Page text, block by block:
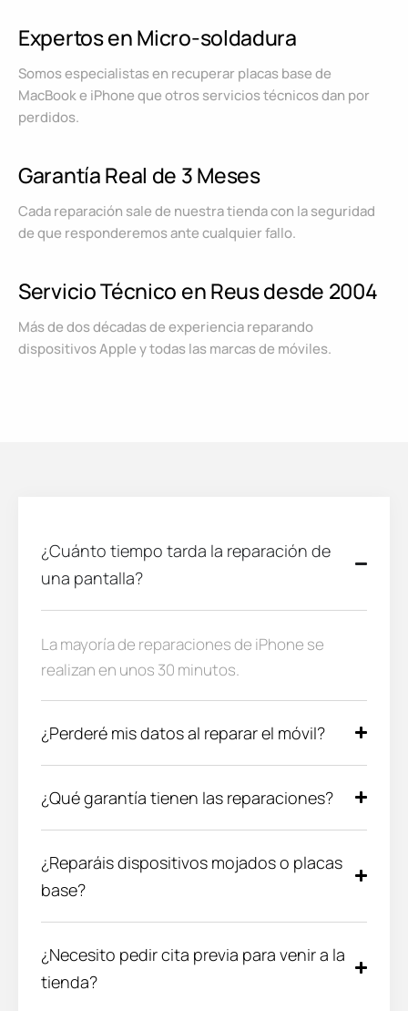
Expertos en Micro-soldadura
Somos especialistas en recuperar placas base de
MacBook e iPhone que otros servicios técnicos dan por
perdidos.
Garantía Real de 3 Meses
Cada reparación sale de nuestra tienda con la seguridad
de que responderemos ante cualquier fallo.
Servicio Técnico en Reus desde 2004
Más de dos décadas de experiencia reparando
dispositivos Apple y todas las marcas de móviles.
¿Cuánto tiempo tarda la reparación de
una pantalla?
La mayoría de reparaciones de iPhone se
realizan en unos 30 minutos.
¿Perderé mis datos al reparar el móvil?
¿Qué garantía tienen las reparaciones?
¿Reparáis dispositivos mojados o placas
base?
¿Necesito pedir cita previa para venir a la
tienda?